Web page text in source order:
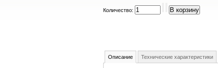
Количество:
Описание Технические характеристики